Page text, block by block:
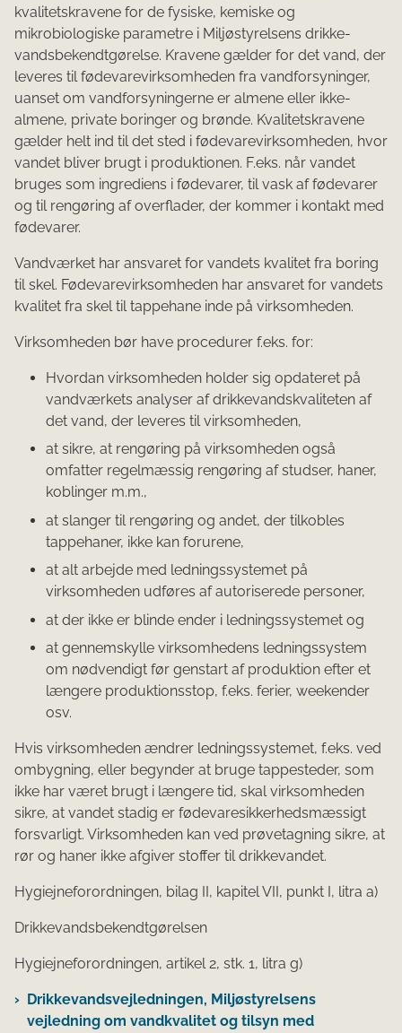
kvalitetskravene for de fysiske, kemiske og
mikrobiologiske parame­tre i Miljøstyrelsens drik­ke­
vands­be­kendt­gør­el­se. Kravene gælder for det vand, der
leveres til fødevarevirksomheden fra vandforsyninger,
uanset om vandforsyningerne er almene eller ikke-
almene, private boringer og brønde. Kvalitetskravene
gælder helt ind til det sted i fødevarevirksomheden, hvor
vandet bliver brugt i produktionen. F.eks. når vandet
bruges som ingrediens i fødevarer, til vask af fødevarer
og til rengøring af overflader, der kommer i kontakt med
fødevarer.
Vandværket har ansvaret for vandets kvalitet fra boring
til skel. Fødevarevirksomheden har ansvaret for vandets
kvalitet fra skel til tappehane inde på virksomheden.
Virksomheden bør have procedurer f.eks. for:
Hvordan virksomheden holder sig opdateret på
vandværkets analyser af drikkevandskvaliteten af
det vand, der leveres til virksomheden,
at sikre, at rengøring på virksomheden også
omfatter regelmæssig rengøring af studser, haner,
koblinger m.m.,
at slanger til rengøring og andet, der tilkobles
tappehaner, ikke kan forurene,
at alt arbejde med ledningssystemet på
virksomheden udføres af autoriserede personer,
at der ikke er blinde ender i ledningssystemet og
at gennemskylle virksomhedens ledningssystem
om nødvendigt før genstart af produktion efter et
længere produktionsstop, f.eks. ferier, weekender
osv.
Hvis virksomheden ændrer ledningssystemet, f.eks. ved
ombygning, eller begynder at bruge tappesteder, som
ikke har været brugt i længere tid, skal virksomheden
sikre, at vandet stadig er fødevaresikkerhedsmæssigt
forsvarligt. Virksomheden kan ved prøvetagning sikre, at
rør og haner ikke afgiver stoffer til drikkevandet.
Hygiejneforordningen, bilag II, kapitel VII, punkt I, litra a)
Drikkevandsbekendtgørelsen
Hygiejneforordningen, artikel 2, stk. 1, litra g)
Drikkevandsvejledningen, Miljøstyrelsens
vejledning om vandkvalitet og tilsyn med